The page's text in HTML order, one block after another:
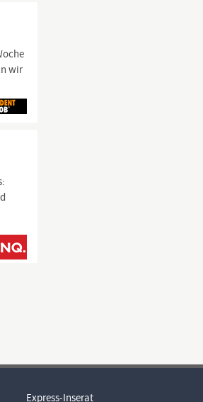
wir
Express-Inserat